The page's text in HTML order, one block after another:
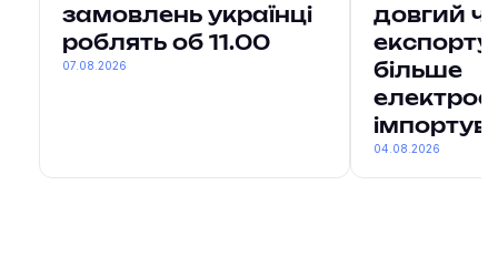
замовлень українці
роблять об 11.00
07.08.2026
довгий
більше
04.08.2026